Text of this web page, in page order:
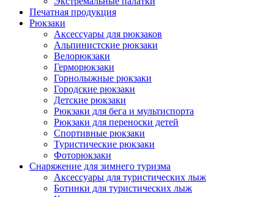
Печатная продукция
Рюкзаки
Аксессуары для рюкзаков
Альпинистские рюкзаки
Велорюкзаки
Герморюкзаки
Горнолыжные рюкзаки
Городские рюкзаки
Детские рюкзаки
Рюкзаки для бега и мультиспорта
Рюкзаки для переноски детей
Спортивные рюкзаки
Туристические рюкзаки
Фоторюкзаки
Снаряжение для зимнего туризма
Аксессуары для туристических лыж
Ботинки для туристических лыж